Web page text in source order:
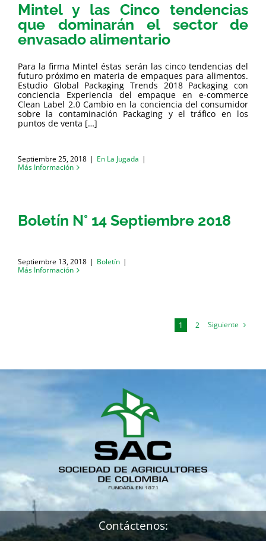
Mintel y las Cinco tendencias
que dominarán el sector de
envasado alimentario
Para la firma Mintel éstas serán las cinco tendencias del
futuro próximo en materia de empaques para alimentos.
Estudio Global Packaging Trends 2018 Packaging con
conciencia Experiencia del empaque en e-commerce
Clean Label 2.0 Cambio en la conciencia del consumidor
sobre la contaminación Packaging y el tráfico en los
puntos de venta […]
Septiembre 25, 2018 | En La Jugada |
Más Información
Boletín N° 14 Septiembre 2018
Septiembre 13, 2018 | Boletín |
Más Información
1 2 Siguiente
Contáctenos: